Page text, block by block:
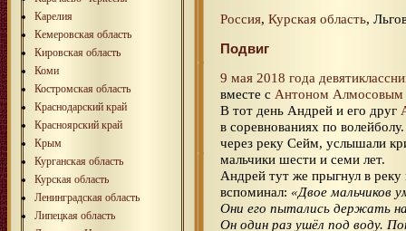
Карелия
Кемеровская область
Кировская область
Коми
Костромская область
Краснодарский край
Красноярский край
Крым
Курганская область
Курская область
Ленинградская область
Липецкая область
Россия, Курская область,
Подвиг
9 мая 2018 года
вместе с Антоном Алмосовым
В тот день Андрей и его друг
в соревнованиях по
через реку Сейм, услышали
мальчики шести и семи лет.
Андрей тут же прыгнул в
вспоминал: «Двое мальчиков
Они его пытались держать
Он один раз ушёл под воду.